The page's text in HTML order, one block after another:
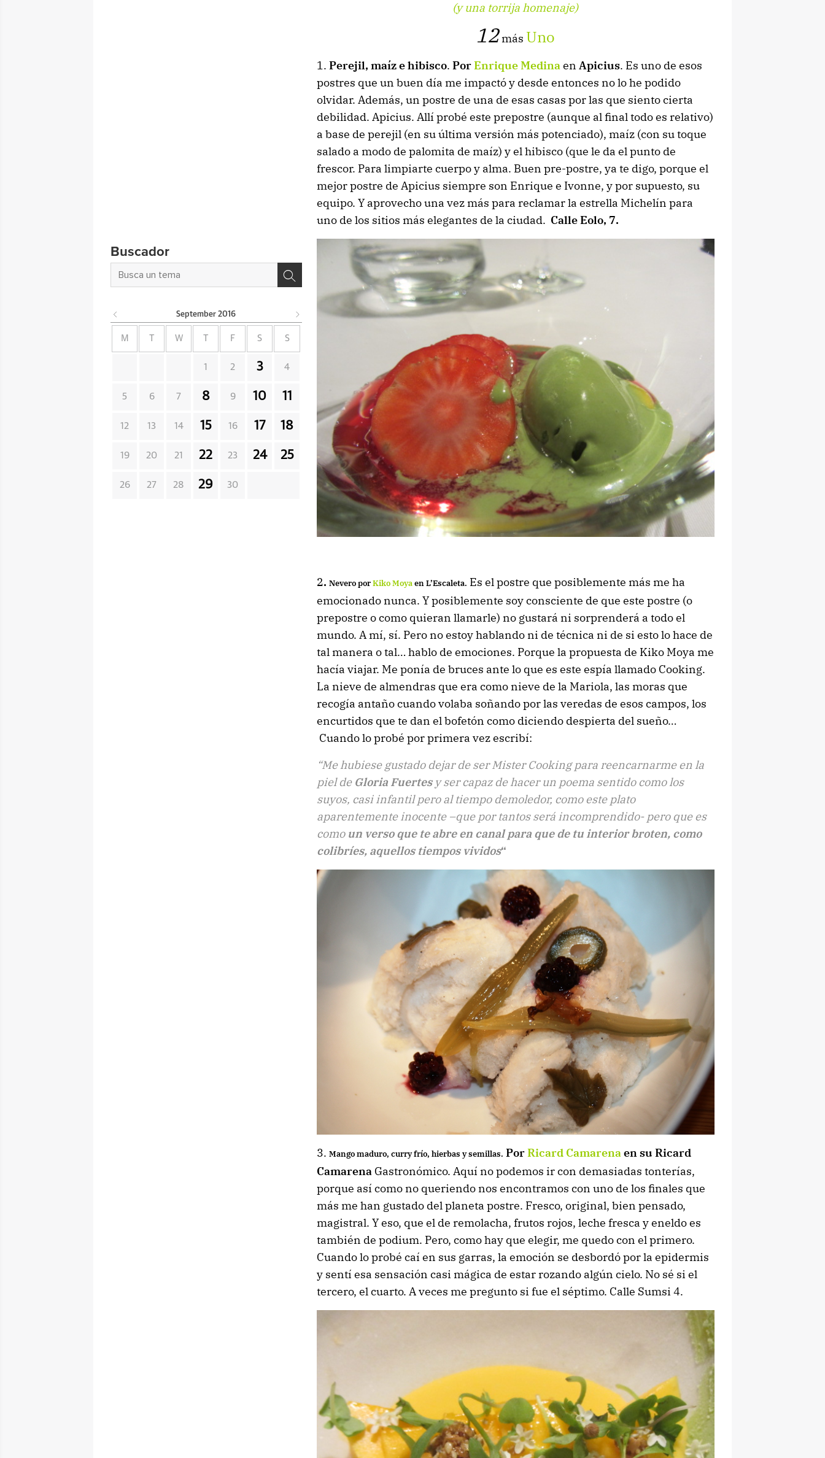
(y una torrija homenaje)
12más Uno
1. Perejil, maíz e hibisco. PorEnrique Medinaen Apicius. Es uno de esos
postres que un buen día me impactó y desde entonces no lo he podido
olvidar. Además, un postre de una de esas casas por las que siento cierta
debilidad. Apicius. Allí probé este prepostre (aunque al final todo es relativo)
a base de perejil (en su última versión más potenciado), maíz (con su toque
salado a modo de palomita de maíz) y el hibisco (que le da el punto de
frescor. Para limpiarte cuerpo y alma. Buen pre-postre, ya te digo, porque el
mejor postre de Apicius siempre son Enrique e Ivonne, y por supuesto, su
equipo. Y aprovecho una vez más para reclamar la estrella Michelín para
uno de los sitios más elegantes de la ciudad. Calle Eolo, 7.
2. Nevero porKiko Moyaen L’Escaleta. Es el postre que posiblemente más me ha
emocionado nunca. Y posiblemente soy consciente de que este postre (o
prepostre o como quieran llamarle) no gustará ni sorprenderá a todo el
mundo. A mí, sí. Pero no estoy hablando ni de técnica ni de si esto lo hace de
tal manera o tal… hablo de emociones. Porque la propuesta de Kiko Moya me
hacía viajar. Me ponía de bruces ante lo que es este espía llamado Cooking.
La nieve de almendras que era como nieve de la Mariola, las moras que
recogía antaño cuando volaba soñando por las veredas de esos campos, los
encurtidos que te dan el bofetón como diciendo despierta del sueño…
Cuando lo probé por primera vez escribí:
“Me hubiese gustado dejar de ser Mister Cooking para reencarnarme en la
piel de Gloria Fuertesy ser capaz de hacer un poema sentido como los
suyos, casi infantil pero al tiempo demoledor, como este plato
aparentemente inocente –que por tantos será incomprendido- pero que es
como un verso que te abre en canal para que de tu interior broten, como
colibríes, aquellos tiempos vividos“
3. Mango maduro, curry frío, hierbas y semillas. PorRicard Camarenaen su Ricard
CamarenaGastronómico. Aquí no podemos ir con demasiadas tonterías,
porque así como no queriendo nos encontramos con uno de los finales que
más me han gustado del planeta postre. Fresco, original, bien pensado,
magistral. Y eso, que el de remolacha, frutos rojos, leche fresca y eneldo es
también de podium. Pero, como hay que elegir, me quedo con el primero.
Cuando lo probé caí en sus garras, la emoción se desbordó por la epidermis
y sentí esa sensación casi mágica de estar rozando algún cielo. No sé si el
tercero, el cuarto. A veces me pregunto si fue el séptimo. Calle Sumsi 4.
Buscador
September 2016
M W F S S
1 2 3 4
5 6 7 8 9 10 11
12 13 14 15 16 17 18
19 20 21 22 23 24 25
26 27 28 29 30